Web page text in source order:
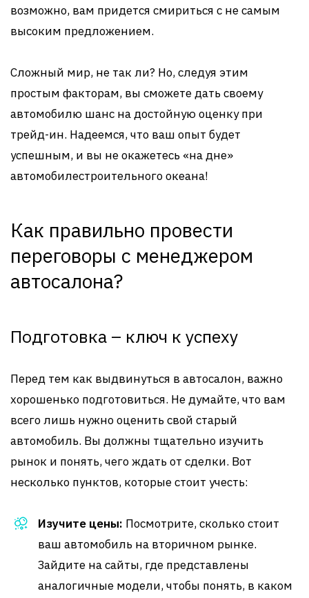
возможно, вам придется смириться с не самым
высоким предложением.
Сложный мир, не так ли? Но, следуя этим
простым факторам, вы сможете дать своему
автомобилю шанс на достойную оценку при
трейд-ин. Надеемся, что ваш опыт будет
успешным, и вы не окажетесь «на дне»
автомобилестроительного океана!
Как правильно провести
переговоры с менеджером
автосалона?
Подготовка – ключ к успеху
Перед тем как выдвинуться в автосалон, важно
хорошенько подготовиться. Не думайте, что вам
всего лишь нужно оценить свой старый
автомобиль. Вы должны тщательно изучить
рынок и понять, чего ждать от сделки. Вот
несколько пунктов, которые стоит учесть:
Изучите цены: Посмотрите, сколько стоит
ваш автомобиль на вторичном рынке.
Зайдите на сайты, где представлены
аналогичные модели, чтобы понять, в каком